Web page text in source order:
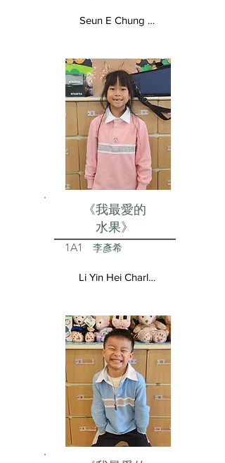
Seun E Chung Aston
《我最愛的
水果》
1A1 李彥希
Li Yin Hei Charlotte